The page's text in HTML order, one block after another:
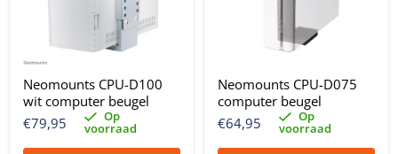
Neomounts CPU-D100
wit computer beugel
€79,95
Op
voorraad
Neomounts CPU-D075
computer beugel
€64,95
Op
voorraad